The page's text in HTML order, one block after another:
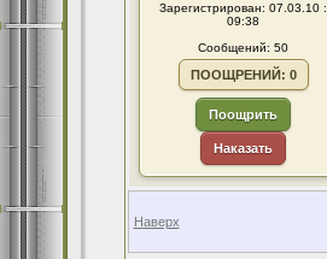
Зарегистрирован: 07.03.10 :
09:38
Сообщений: 50
ПООЩРЕНИЙ: 0
Поощрить
Наказать
Наверх